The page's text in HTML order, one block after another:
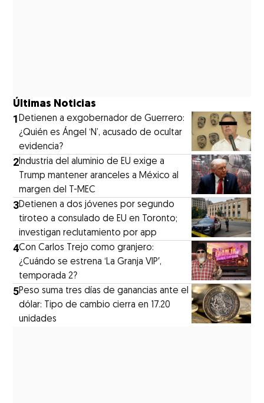
Últimas Noticias
1Detienen a exgobernador de Guerrero:
¿Quién es Ángel ‘N’, acusado de ocultar
evidencia?
2Industria del aluminio de EU exige a
Trump mantener aranceles a México al
margen del T-MEC
3Detienen a dos jóvenes por segundo
tiroteo a consulado de EU en Toronto;
investigan reclutamiento por app
4Con Carlos Trejo como granjero:
¿Cuándo se estrena ‘La Granja VIP′,
temporada 2?
5Peso suma tres días de ganancias ante el
dólar: Tipo de cambio cierra en 17.20
unidades